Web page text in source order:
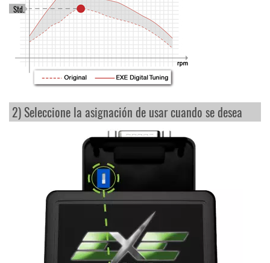
Std.
2) Seleccione la asignación de usar cuando se desea